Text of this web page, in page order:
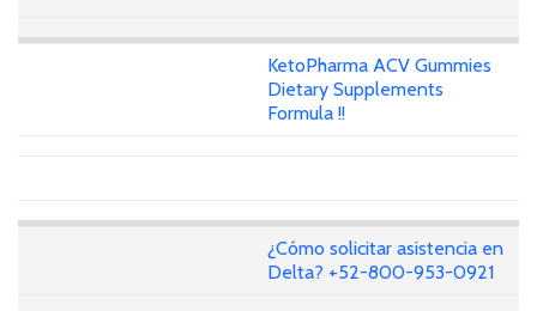
KetoPharma ACV Gummies
Dietary Supplements
Formula !!
¿Cómo solicitar asistencia en
Delta? +52-800-953-0921